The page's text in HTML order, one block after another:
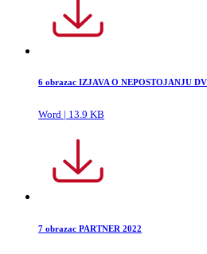
6 obrazac IZJAVA O NEPOSTOJANJU
Word | 13.9 KB
7 obrazac PARTNER 2022